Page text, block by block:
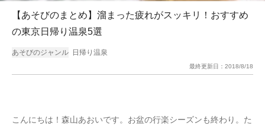
【あそびのまとめ】溜まった疲れがスッキリ！おすすめ
の東京日帰り温泉5選
あそびのジャンル 日帰り温泉
最終更新日： 2018/8/18
こんにちは！森山あおいです。お盆の行楽シーズンも終わり。た